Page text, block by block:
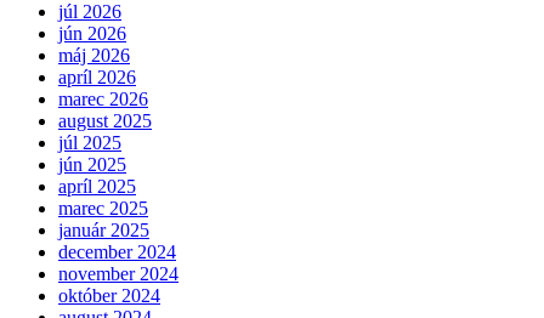
júl 2026
jún 2026
máj 2026
apríl 2026
marec 2026
august 2025
júl 2025
jún 2025
apríl 2025
marec 2025
január 2025
december 2024
november 2024
október 2024